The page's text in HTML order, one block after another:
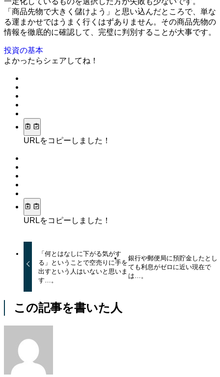
「商品先物で大きく儲けよう」と思い込んだところで、単な
る運まかせではうまく行くはずありません。その商品先物の
情報を徹底的に確認して、完璧に判別することが大事です。
投資の基本
よかったらシェアしてね！
URLをコピーしました！
URLをコピーしました！
「何とはなしに下がる気がす
る」ということで空売りに手を
出すという人はいないと思いま
す…。
銀行や郵便局に預貯金したとし
ても利息がゼロに近い現在で
は…。
この記事を書いた人